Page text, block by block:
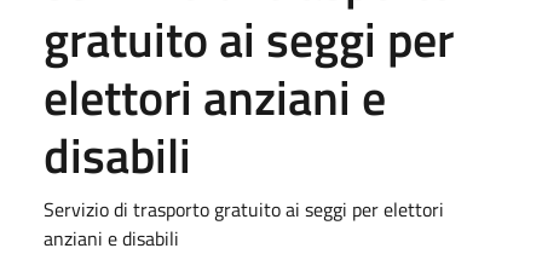
gratuito ai seggi per
elettori anziani e
disabili
Servizio di trasporto gratuito ai seggi per elettori
anziani e disabili